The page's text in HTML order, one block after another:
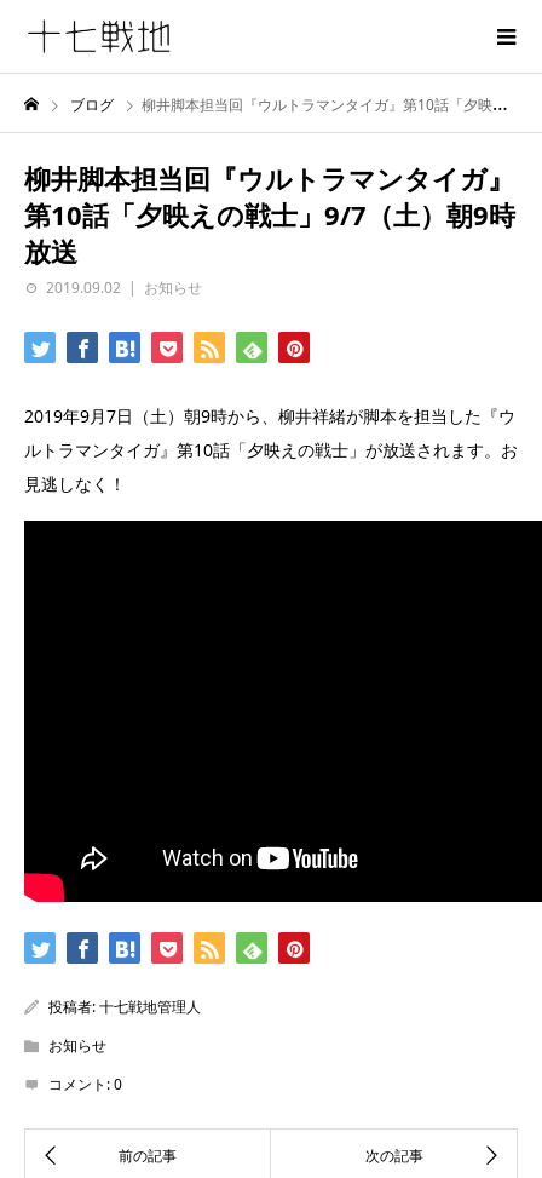
ブログ 柳井脚本担当回『ウルトラマンタイガ』第10話「夕映えの戦士」9/7（土）朝9時放送
柳井脚本担当回『ウルトラマンタイガ』
第10話「夕映えの戦士」9/7（土）朝9時
放送
2019.09.02 お知らせ
2019年9月7日（土）朝9時から、柳井祥緒が脚本を担当した『ウ
ルトラマンタイガ』第10話「夕映えの戦士」が放送されます。お
見逃しなく！
投稿者:十七戦地管理人
お知らせ
コメント:0